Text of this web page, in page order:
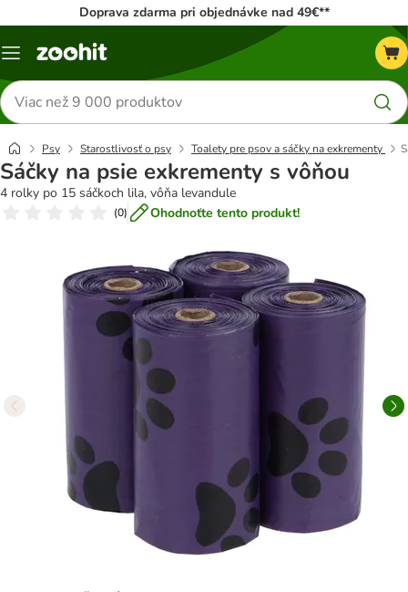
Doprava zdarma pri objednávke nad 49€**
Kategórie
Hľadať
produkty
Psy Starostlivosť o psy Toalety pre psov a sáčky na exkrementy
Sáčky na psie exkrementy s vôňou
4 rolky po 15 sáčkoch lila, vôňa levandule
(0) Ohodnoťte tento produkt!